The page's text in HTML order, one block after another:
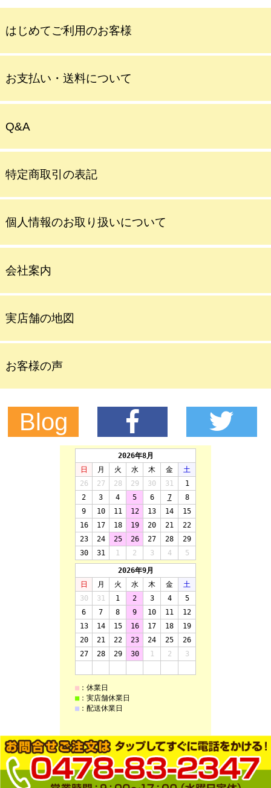
はじめてご利用のお客様
お支払い・送料について
Q&A
特定商取引の表記
個人情報のお取り扱いについて
会社案内
実店舗の地図
お客様の声
Blog